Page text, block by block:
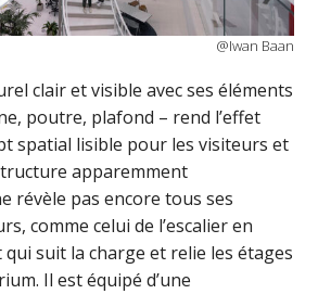
@Iwan Baan
clair et visible avec ses éléments
poutre, plafond – rend l’effet
spatial lisible pour les visiteurs et
apparemment
révèle pas encore tous ses
comme celui de l’escalier en
suit la charge et relie les étages
Il est équipé d’une